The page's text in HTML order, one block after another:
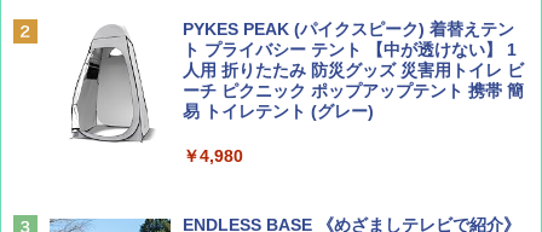
￥713
￥2,695
球の歩き方A ヨーロッパ
PYKES PEAK (パイクスピーク) 着替えテン
ト プライバシー テント 【中が透けない】 1
人用 折りたたみ 防災グッズ 災害用トイレ ビ
ーチ ピクニック ポップアップテント 携帯 簡
易 トイレテント (グレー)
￥4,980
ENDLESS BASE 《めざましテレビで紹介》